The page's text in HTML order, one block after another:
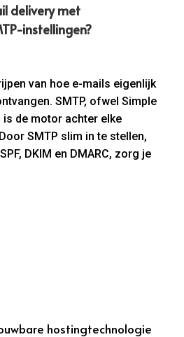
delivery met
instellingen?
van hoe e-mails eigenlijk
SMTP, ofwel Simple
de motor achter elke
SMTP slim in te stellen,
DKIM en DMARC, zorg je
hostingtechnologie